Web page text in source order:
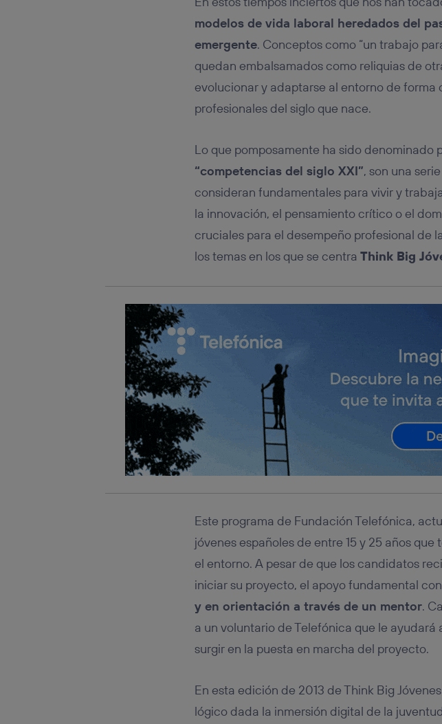
modelos de vida laboral heredados del
emergente. Conceptos como “un trabajo
quedan embalsamados como reliquias de
evolucionar y adaptarse al entorno de forma
profesionales del siglo que nace.
Lo que pomposamente ha sido denominado
“competencias del siglo XXI”, son una
consideran fundamentales para vivir y
la innovación, el pensamiento crítico o el
cruciales para el desempeño profesional de
los temas en los que se centra Think Big
Este programa de Fundación Telefónica,
jóvenes españoles de entre 15 y 25 años
el entorno. A pesar de que los candidatos
iniciar su proyecto, el apoyo fundamental
y en orientación a través de un mentor.
a un voluntario de Telefónica que le
surgir en la puesta en marcha del proyecto.
En esta edición de 2013 de Think Big
lógico dada la inmersión digital de la
conecte su dispositivo y consienta el
Típicamente:
Si utilizas unaconexión de banda
realizará en función de las
hayan dado su consentimiento.
Si utilizasdatos móviles , el
únicamente en la navegación del
Para más información, consulta la